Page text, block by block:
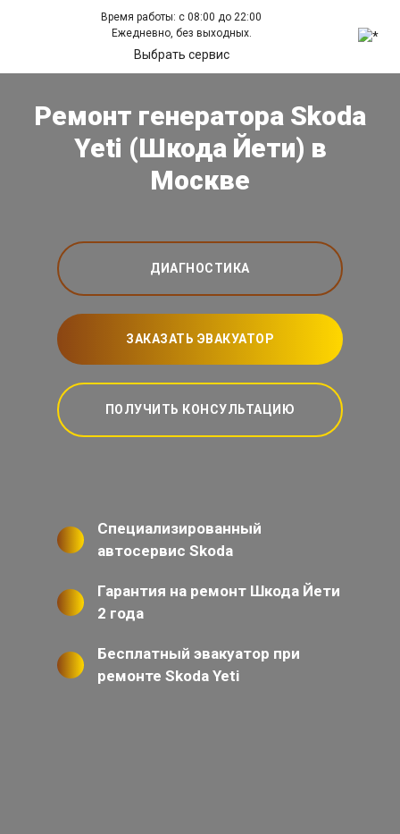
Время работы: с 08:00 до 22:00
Ежедневно, без выходных.
Выбрать сервис
Ремонт генератора Skoda
Yeti (Шкода Йети) в
Москве
ДИАГНОСТИКА
ЗАКАЗАТЬ ЭВАКУАТОР
ПОЛУЧИТЬ КОНСУЛЬТАЦИЮ
Специализированный
автосервис Skoda
Гарантия на ремонт Шкода Йети
2 года
Бесплатный эвакуатор при
ремонте Skoda Yeti